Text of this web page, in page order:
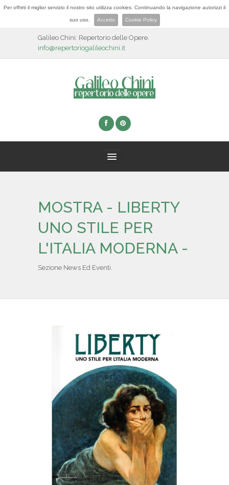
Per offrirti il miglior servizio il nostro sito utilizza cookies. Continuando la navigazione autorizzi il
suo uso. Accetto Cookie Policy
Galileo Chini: Repertorio delle Opere.
info@repertoriogalileochini.it
BIOGRAFIA
COLLABORATORI
MOSTRA - LIBERTY
UNO STILE PER
L'ITALIA MODERNA -
Sezione News Ed Eventi.